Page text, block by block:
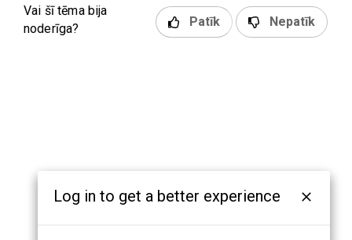
Vai šī tēma bija
noderīga?
Patīk Nepatīk
Log in to get a better experience